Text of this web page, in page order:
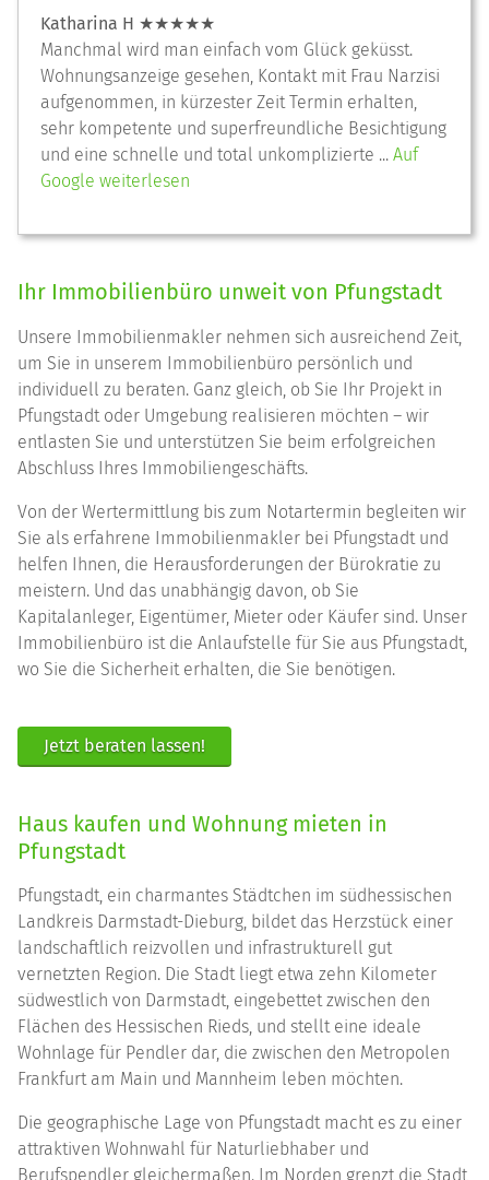
Katharina H ★★★★★
Manchmal wird man einfach vom Glück geküsst.
Wohnungsanzeige gesehen, Kontakt mit Frau Narzisi
aufgenommen, in kürzester Zeit Termin erhalten,
sehr kompetente und superfreundliche Besichtigung
und eine schnelle und total unkomplizierte ... Auf
Google weiterlesen
Ihr Immobilienbüro unweit von Pfungstadt
Unsere Immobilienmakler nehmen sich ausreichend Zeit,
um Sie in unserem Immobilienbüro persönlich und
individuell zu beraten. Ganz gleich, ob Sie Ihr Projekt in
Pfungstadt oder Umgebung realisieren möchten – wir
entlasten Sie und unterstützen Sie beim erfolgreichen
Abschluss Ihres Immobiliengeschäfts.
Von der Wertermittlung bis zum Notartermin begleiten wir
Sie als erfahrene Immobilienmakler bei Pfungstadt und
helfen Ihnen, die Herausforderungen der Bürokratie zu
meistern. Und das unabhängig davon, ob Sie
Kapitalanleger, Eigentümer, Mieter oder Käufer sind. Unser
Immobilienbüro ist die Anlaufstelle für Sie aus Pfungstadt,
wo Sie die Sicherheit erhalten, die Sie benötigen.
Jetzt beraten lassen!
Haus kaufen und Wohnung mieten in
Pfungstadt
Pfungstadt, ein charmantes Städtchen im südhessischen
Landkreis Darmstadt-Dieburg, bildet das Herzstück einer
landschaftlich reizvollen und infrastrukturell gut
vernetzten Region. Die Stadt liegt etwa zehn Kilometer
südwestlich von Darmstadt, eingebettet zwischen den
Flächen des Hessischen Rieds, und stellt eine ideale
Wohnlage für Pendler dar, die zwischen den Metropolen
Frankfurt am Main und Mannheim leben möchten.
Die geographische Lage von Pfungstadt macht es zu einer
attraktiven Wohnwahl für Naturliebhaber und
Berufspendler gleichermaßen. Im Norden grenzt die Stadt